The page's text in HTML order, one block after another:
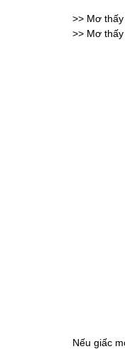
>> Mơ
>> Mơ
Nếu giấc